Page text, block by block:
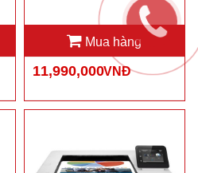
Mua hàng
11,990,000VNĐ